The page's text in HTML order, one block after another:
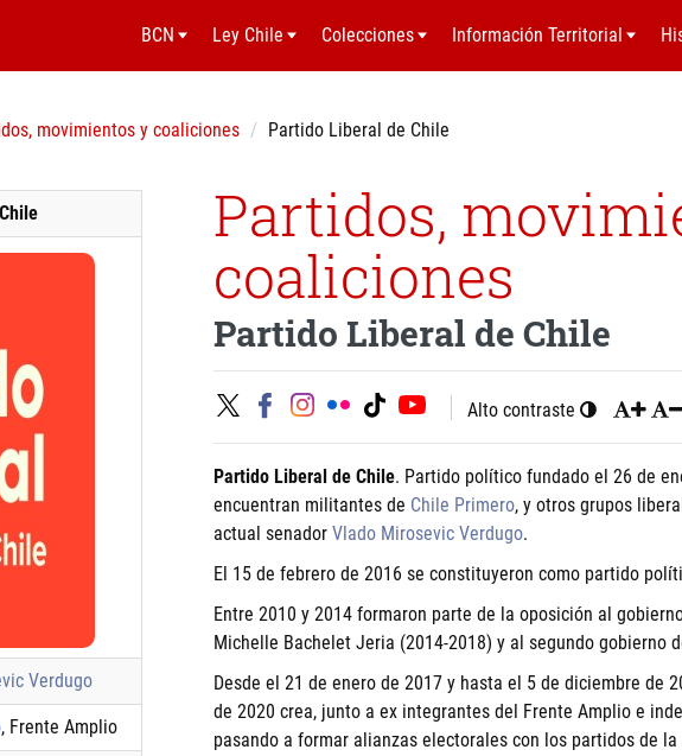
BCN Ley Chile Colecciones Información Territorial
movimientos y coaliciones Partido Liberal de Chile
Verdugo
, Frente Amplio
Partidos,
coaliciones
Partido Liberal de Chile
Alto contraste
Partido Liberal de Chile. Partido político fundado el 26 de
encuentran militantes de Chile Primero, y otros grupos
actual senador Vlado Mirosevic Verdugo.
El 15 de febrero de 2016 se constituyeron como partido
Entre 2010 y 2014 formaron parte de la oposición al
Michelle Bachelet Jeria (2014-2018) y al segundo gobierno
Desde el 21 de enero de 2017 y hasta el 5 de diciembre de
de 2020 crea, junto a ex integrantes del Frente Amplio e
pasando a formar alianzas electorales con los partidos de